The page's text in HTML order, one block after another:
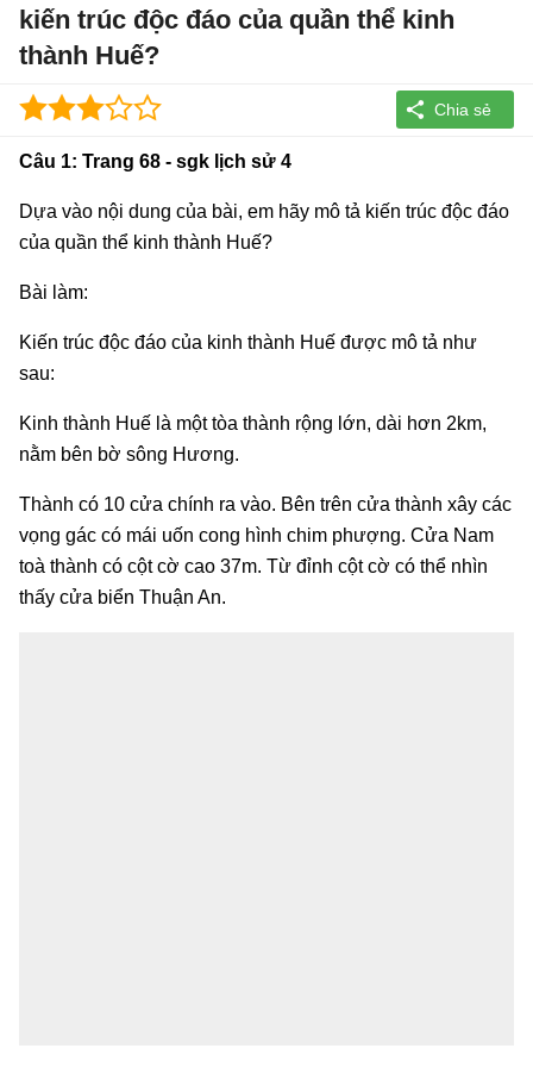
kiến trúc độc đáo của quần thể kinh
thành Huế?
Câu 1: Trang 68 - sgk lịch sử 4
Dựa vào nội dung của bài, em hãy mô tả kiến trúc độc đáo
của quần thể kinh thành Huế?
Bài làm:
Kiến trúc độc đáo của kinh thành Huế được mô tả như
sau:
Kinh thành Huế là một tòa thành rộng lớn, dài hơn 2km,
nằm bên bờ sông Hương.
Thành có 10 cửa chính ra vào. Bên trên cửa thành xây các
vọng gác có mái uốn cong hình chim phượng. Cửa Nam
toà thành có cột cờ cao 37m. Từ đỉnh cột cờ có thể nhìn
thấy cửa biển Thuận An.